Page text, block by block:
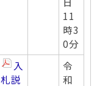
11
時3
0分
入
札説
令
和